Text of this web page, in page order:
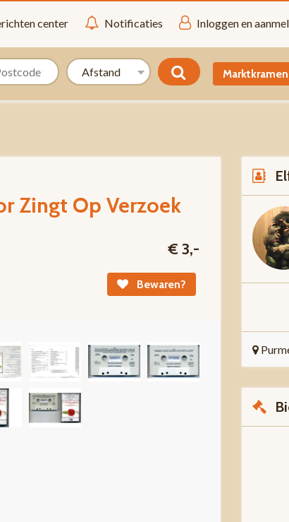
center Notificaties Inloggen en
Zingt Op Verzoek
€ 3,-
Bewaren?